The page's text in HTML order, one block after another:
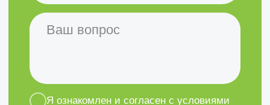
Задать вопрос